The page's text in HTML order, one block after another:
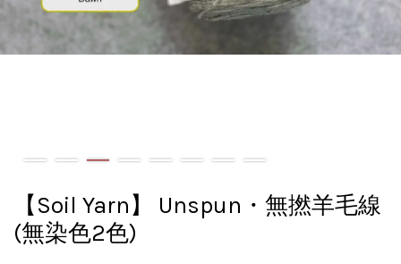
【Soil Yarn】 Unspun・無撚羊毛線
(無染色2色)